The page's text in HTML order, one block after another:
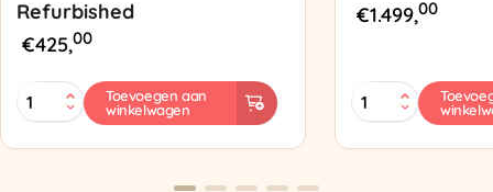
Refurbished
€425,00
MINI
PAK'R
Refurbished
Toevoegen aan
winkelwagen
€1.499,00
Zapak
ZP97
aantal